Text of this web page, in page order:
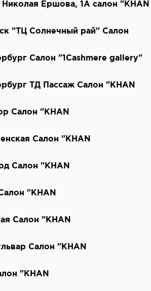
Николая Ершова, 1А салон "KHAN
"ТЦ Солнечный рай" Салон
Салон "1Cashmere gallery"
ТД Пассаж Салон "KHAN
Салон "KHAN
Салон "KHAN
Салон "KHAN
"KHAN
Салон "KHAN
Салон "KHAN
"KHAN